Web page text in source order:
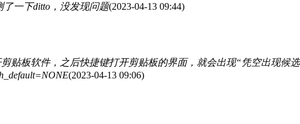
了一下ditto，没发现问题(2023-04-13 09:44)
贴板软件，之后快捷键打开剪贴板的界面，就会出现“凭空出现候
(2023-04-13 09:06)